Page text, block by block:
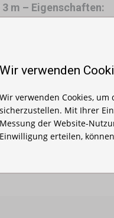
m – Eigenschaften:
der Stützkonstruktion
Material
: Weiß, Schwarz, Rot, Gelb,
für Partyzeltemachen
4,5m
Wir verwenden
Wir verwenden Cookies,
sicherzustellen. Mit Ihrer
Messung der Website-
Einwilligung erteilen,